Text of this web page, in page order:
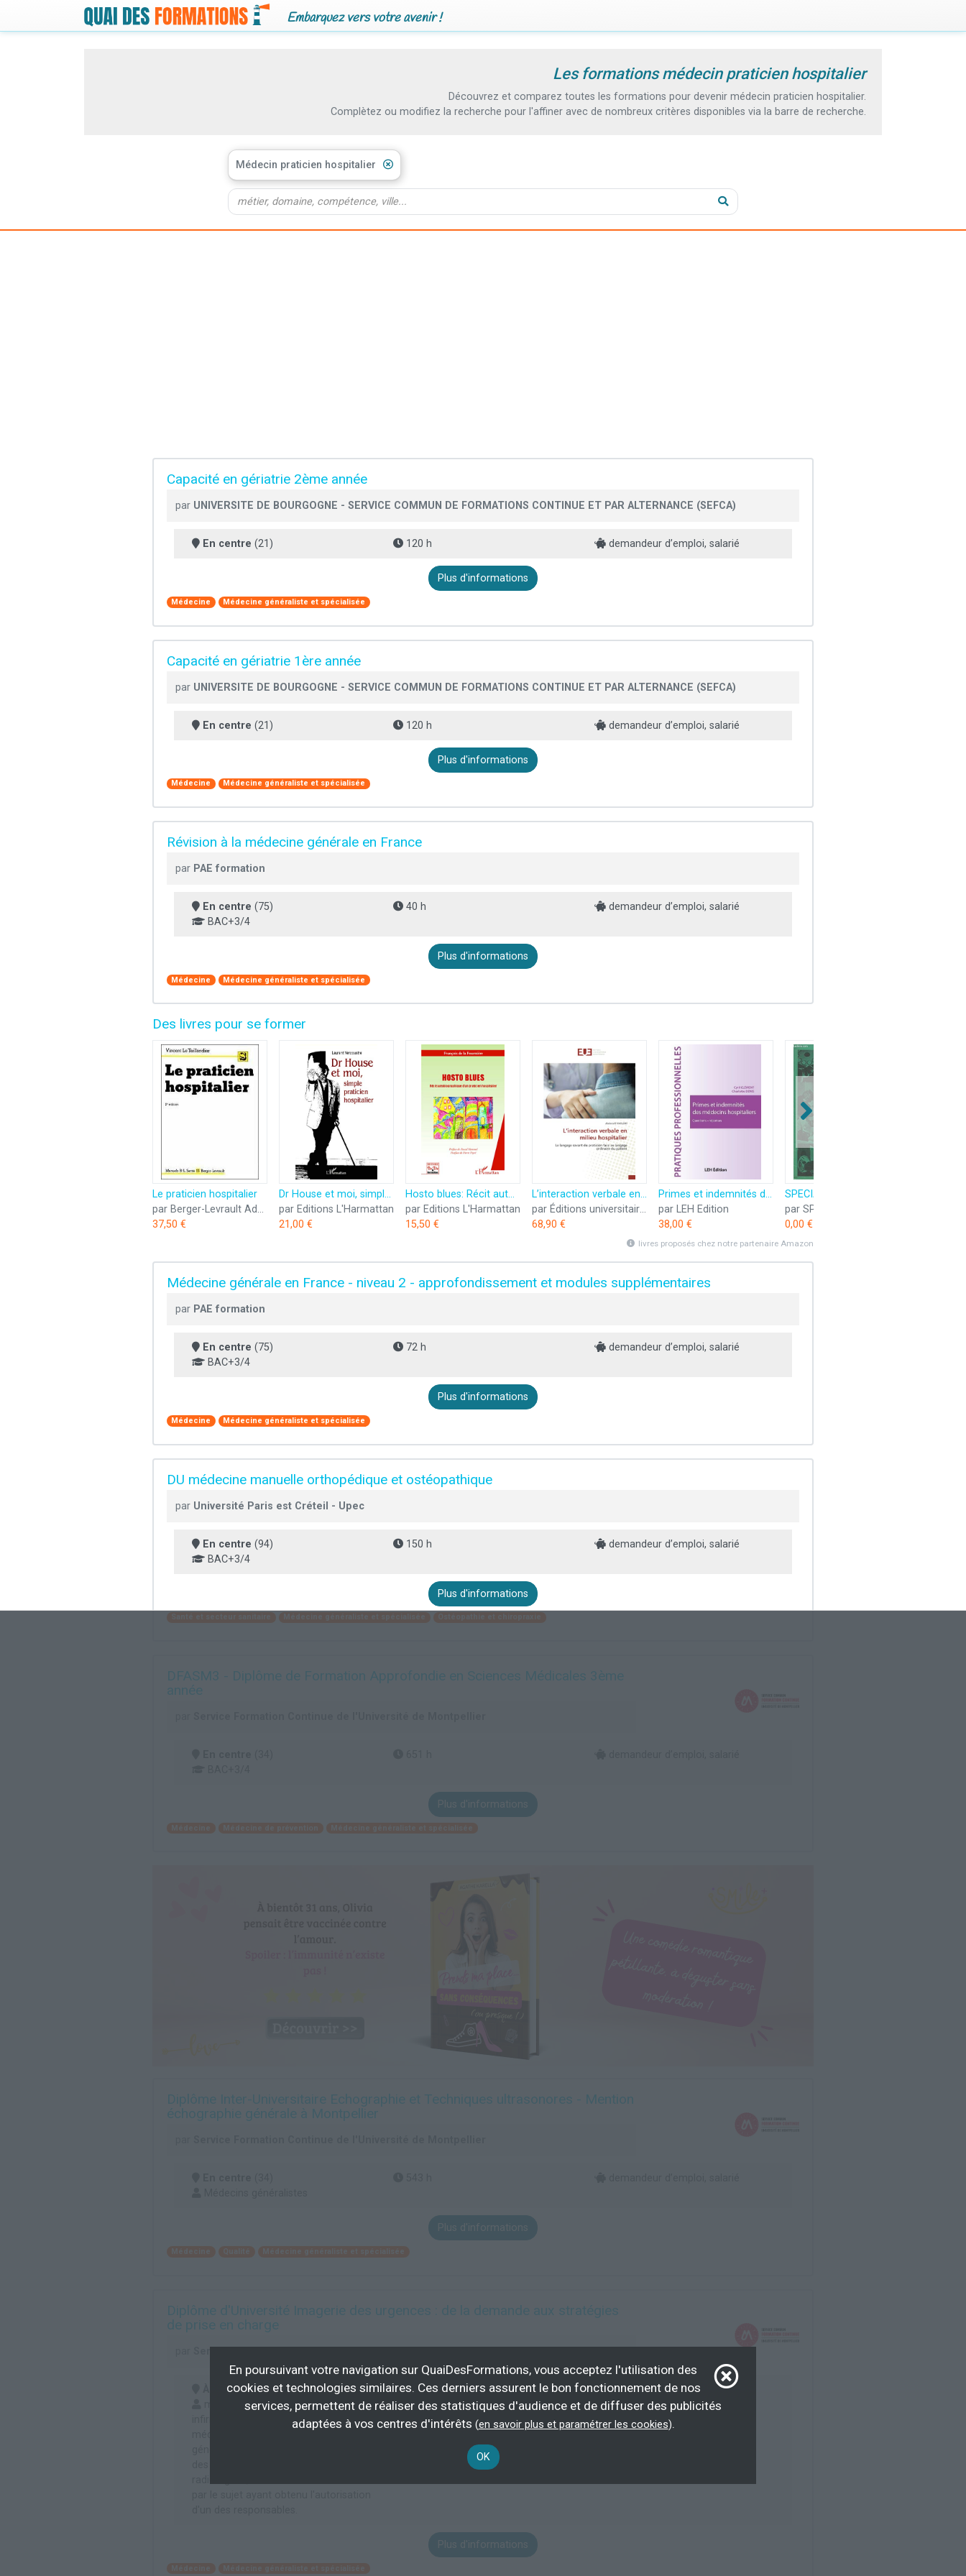
Embarquez vers votre avenir !
Les formations médecin praticien hospitalier
Découvrez et comparez toutes les formations pour devenir médecin praticien hospitalier.
Complètez ou modifiez la recherche pour l'affiner avec de nombreux critères disponibles via la barre de recherche.
Médecin praticien hospitalier
Capacité en gériatrie 2ème année
par UNIVERSITE DE BOURGOGNE - SERVICE COMMUN DE FORMATIONS CONTINUE ET PAR ALTERNANCE (SEFCA)
En centre (21) 120 h demandeur d’emploi, salarié
Plus d'informations
Médecine Médecine généraliste et spécialisée
Capacité en gériatrie 1ère année
par UNIVERSITE DE BOURGOGNE - SERVICE COMMUN DE FORMATIONS CONTINUE ET PAR ALTERNANCE (SEFCA)
En centre (21) 120 h demandeur d’emploi, salarié
Plus d'informations
Médecine Médecine généraliste et spécialisée
Révision à la médecine générale en France
par PAE formation
En centre (75) 40 h
demandeur d’emploi, salarié
BAC+3/4
Plus d'informations
Médecine Médecine généraliste et spécialisée
Des livres pour se former
Le praticien hospitalier
par Berger-Levrault Admi
37,50 €
Dr House et moi, simple praticien hospitalier
par Editions L'Harmattan
21,00 €
Hosto blues: Récit autobiographique d'un praticien hospitalier
par Editions L'Harmattan
15,50 €
L’interaction verbale en milieu hospitalier: Le langage savant du praticien face au langage ordinaire du patient
par Éditions universitaires européennes
68,90 €
Primes et indemnités des médecins hospitaliers: Questions - réponses
par LEH Edition
38,00 €
0,00 €
livres proposés chez notre partenaire Amazon
Médecine générale en France - niveau 2 - approfondissement et modules supplémentaires
par PAE formation
En centre (75) 72 h
demandeur d’emploi, salarié
BAC+3/4
Plus d'informations
Médecine Médecine généraliste et spécialisée
DU médecine manuelle orthopédique et ostéopathique
par Université Paris est Créteil - Upec
En centre (94) 150 h
demandeur d’emploi, salarié
BAC+3/4
Plus d'informations
DFASM3 - Diplôme de Formation Approfondie en Sciences Médicales 3ème
année
Plus d'informations
Diplôme Inter-Universitaire Echographie et Techniques ultrasonores - Mention
échographie générale à Montpellier
Plus d'informations
Diplôme d'Université Imagerie des urgences : de la demande aux stratégies
de prise en charge
À distance,En centre(34) 76 h
demandeur d’emploi, salarié
manipulateurs en radiologie,
infirmiers, médecins urgentistes,
Plus d'informations
En poursuivant votre navigation sur QuaiDesFormations, vous acceptez l'utilisation des
cookies et technologies similaires. Ces derniers assurent le bon fonctionnement de nos
services, permettent de réaliser des statistiques d'audience et de diffuser des publicités
adaptées à vos centres d'intérêts (en savoir plus et paramétrer les cookies).
OK